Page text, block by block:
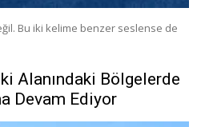
Bu iki kelime benzer seslense de
Alanındaki Bölgelerde
Devam Ediyor